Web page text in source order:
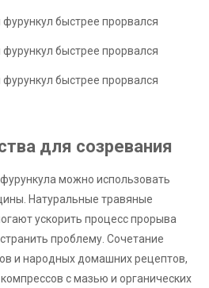
для созревания
можно использовать
Натуральные травяные
ускорить процесс прорыва
проблему. Сочетание
и народных домашних рецептов,
с мазью и органических